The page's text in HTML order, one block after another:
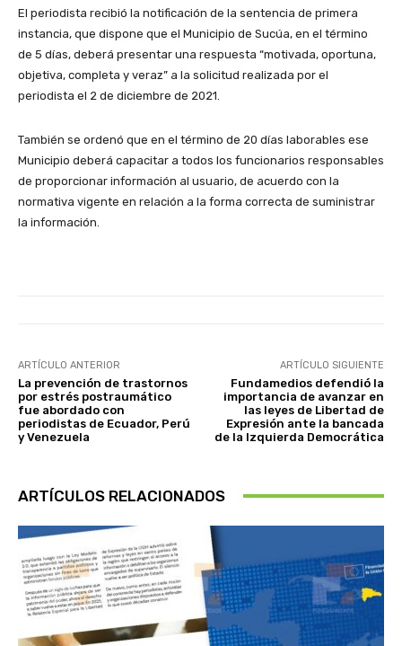
El periodista recibió la notificación de la sentencia de primera
instancia, que dispone que el Municipio de Sucúa, en el término
de 5 días, deberá presentar una respuesta “motivada, oportuna,
objetiva, completa y veraz” a la solicitud realizada por el
periodista el 2 de diciembre de 2021.
También se ordenó que en el término de 20 días laborables ese
Municipio deberá capacitar a todos los funcionarios responsables
de proporcionar información al usuario, de acuerdo con la
normativa vigente en relación a la forma correcta de suministrar
la información.
ARTÍCULO ANTERIOR
La prevención de trastornos
por estrés postraumático
fue abordado con
periodistas de Ecuador, Perú
y Venezuela
ARTÍCULO SIGUIENTE
Fundamedios defendió la
importancia de avanzar en
las leyes de Libertad de
Expresión ante la bancada
de la Izquierda Democrática
ARTÍCULOS RELACIONADOS